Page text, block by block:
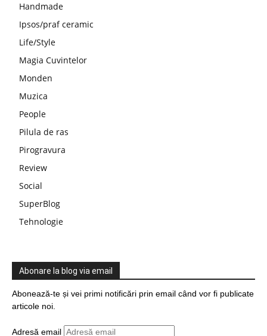
Handmade
Ipsos/praf ceramic
Life/Style
Magia Cuvintelor
Monden
Muzica
People
Pilula de ras
Pirogravura
Review
Social
SuperBlog
Tehnologie
Abonare la blog via email
Abonează-te și vei primi notificări prin email când vor fi publicate
articole noi.
Adresă email